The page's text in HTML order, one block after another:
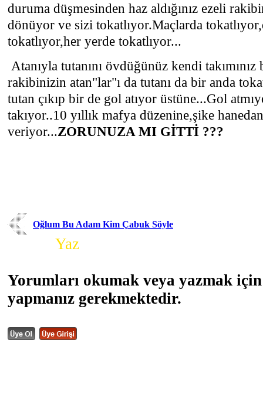
duruma düşmesinden haz aldığınız ezeli
dönüyor ve sizi tokatlıyor.Maçlarda
tokatlıyor,her yerde tokatlıyor...
Atanıyla tutanını övdüğünüz kendi
rakibinizin atan"lar"ı da tutanı da bir anda
tutan çıkıp bir de gol atıyor üstüne...Gol
takıyor..10 yıllık mafya düzenine,şike
veriyor...ZORUNUZA MI GİTTİ ???
Oğlum Bu Adam Kim Çabuk Söyle
Yaz
Yorumları okumak veya yazmak
yapmanız gerekmektedir.